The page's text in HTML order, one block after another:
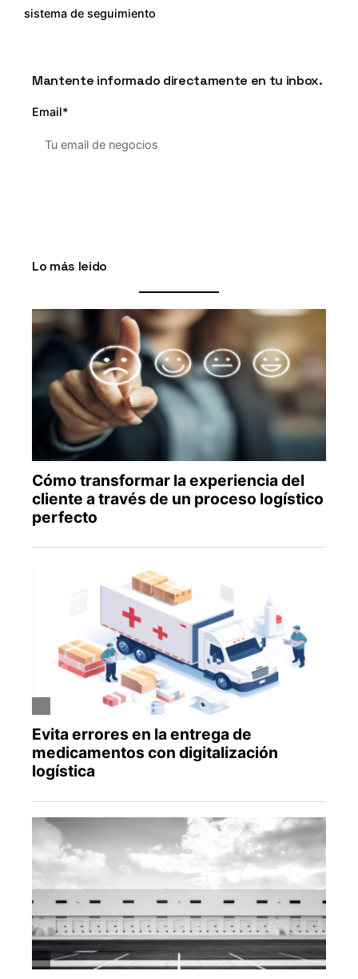
sistema de seguimiento
Mantente informado directamente en tu inbox.
Email*
Lo más leido